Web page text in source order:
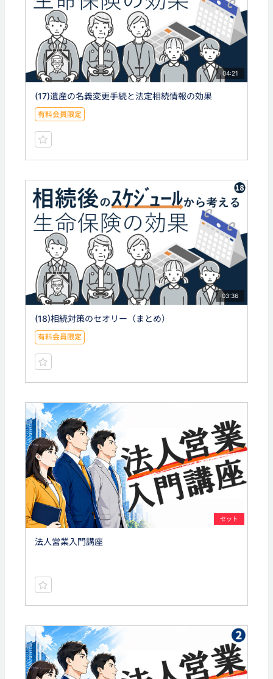
04:21
(17)遺産の名義変更手続と法定相続情報の効果
有料会員限定
03:36
(18)相続対策のセオリー（まとめ）
有料会員限定
セット
法人営業入門講座